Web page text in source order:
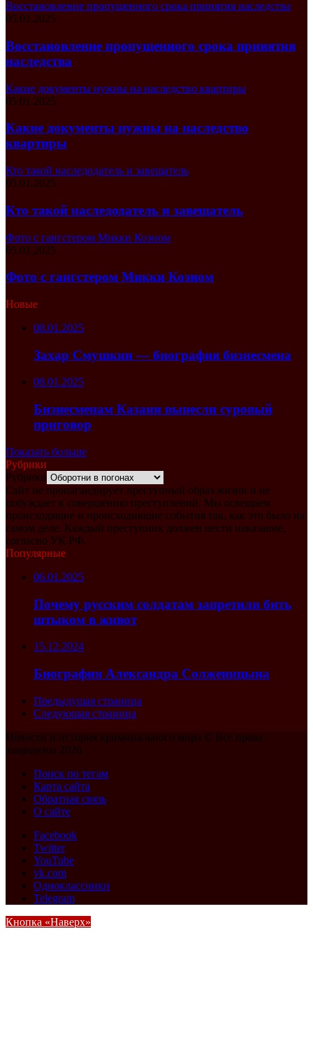
Восстановление пропущенного срока принятия наследства
05.01.2025
Восстановление пропущенного срока принятия
наследства
Какие документы нужны на наследство квартиры
05.01.2025
Какие документы нужны на наследство
квартиры
Кто такой наследодатель и завещатель
05.01.2025
Кто такой наследодатель и завещатель
Фото с гангстером Микки Коэном
05.01.2025
Фото с гангстером Микки Коэном
Новые
08.01.2025
Захар Смушкин — биография бизнесмена
08.01.2025
Бизнесменам Казани вынесли суровый
приговор
Показать больше
Рубрики
Рубрики
Сайт не пропагандирует преступный образ жизни и не
побуждает к совершению преступлений. Мы освещаем
происходящие и происходившие события так, как это было на
самом деле. Каждый преступник должен нести наказание,
согласно УК РФ.
Популярные
06.01.2025
Почему русским солдатам запретили бить
штыком в живот
15.12.2024
Биография Александра Солженицына
Предыдущая страница
Следующая страница
Новости и история криминального мира © Все права
защищены 2026
Поиск по тегам
Карта сайта
Обратная связь
О сайте
Facebook
Twitter
YouTube
vk.com
Одноклассники
Telegram
Кнопка «Наверх»